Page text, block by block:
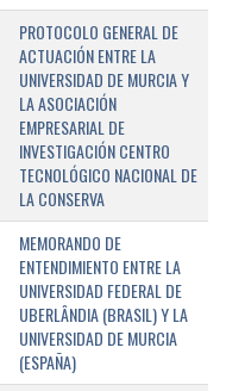
PROTOCOLO GENERAL DE
ACTUACIÓN ENTRE LA
UNIVERSIDAD DE MURCIA Y
LA ASOCIACIÓN
EMPRESARIAL DE
INVESTIGACIÓN CENTRO
TECNOLÓGICO NACIONAL DE
LA CONSERVA
MEMORANDO DE
ENTENDIMIENTO ENTRE LA
UNIVERSIDAD FEDERAL DE
UBERLÂNDIA (BRASIL) Y LA
UNIVERSIDAD DE MURCIA
(ESPAÑA)